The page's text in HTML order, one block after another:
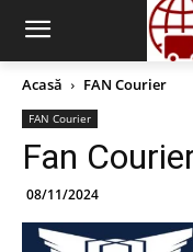
Acasă FAN Courier
FAN Courier
Fan
08/11/2024